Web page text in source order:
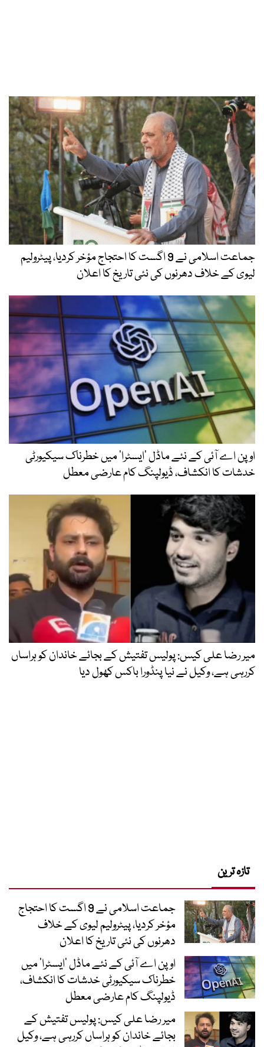
جماعت اسلامی نے 9 اگست کا احتجاج مؤخر کردیا، پیٹرولیم
لیوی کے خلاف دھرنوں کی نئی تاریخ کا اعلان
اوپن اے آئی کے نئے ماڈل ’ایسٹرا‘ میں خطرناک سیکیورٹی
خدشات کا انکشاف، ڈیولپنگ کام عارضی معطل
میر رضا علی کیس: پولیس تفتیش کے بجائے خاندان کو ہراساں
کررہی ہے، وکیل نے نیا پنڈورا باکس کھول دیا
تازہ ترین
جماعت اسلامی نے 9 اگست کا احتجاج
مؤخر کردیا، پیٹرولیم لیوی کے خلاف
دھرنوں کی نئی تاریخ کا اعلان
اوپن اے آئی کے نئے ماڈل ’ایسٹرا‘ میں
خطرناک سیکیورٹی خدشات کا انکشاف،
ڈیولپنگ کام عارضی معطل
میر رضا علی کیس: پولیس تفتیش کے
بجائے خاندان کو ہراساں کررہی ہے، وکیل